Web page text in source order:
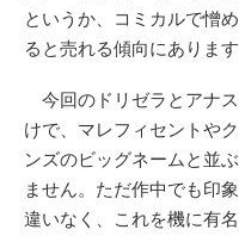
というか、コミカルで憎
ると売れる傾向にあります
今回のドリゼラとアナ
けで、マレフィセントや
ンズのビッグネームと並
ません。ただ作中でも印
違いなく、これを機に有